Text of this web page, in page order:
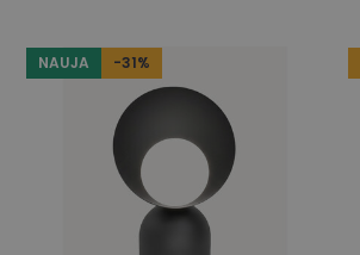
NAUJA -31%